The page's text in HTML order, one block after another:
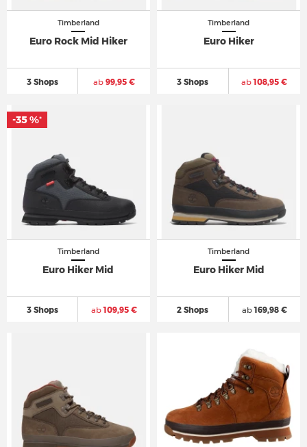
Timberland
Euro Rock Mid Hiker
3 Shops ab99,95 €
Timberland
Euro Hiker
3 Shops ab108,95 €
Timberland
Euro Hiker Mid
3 Shops ab109,95 €
-35 %*
Timberland
Euro Hiker Mid
2 Shops ab169,98 €